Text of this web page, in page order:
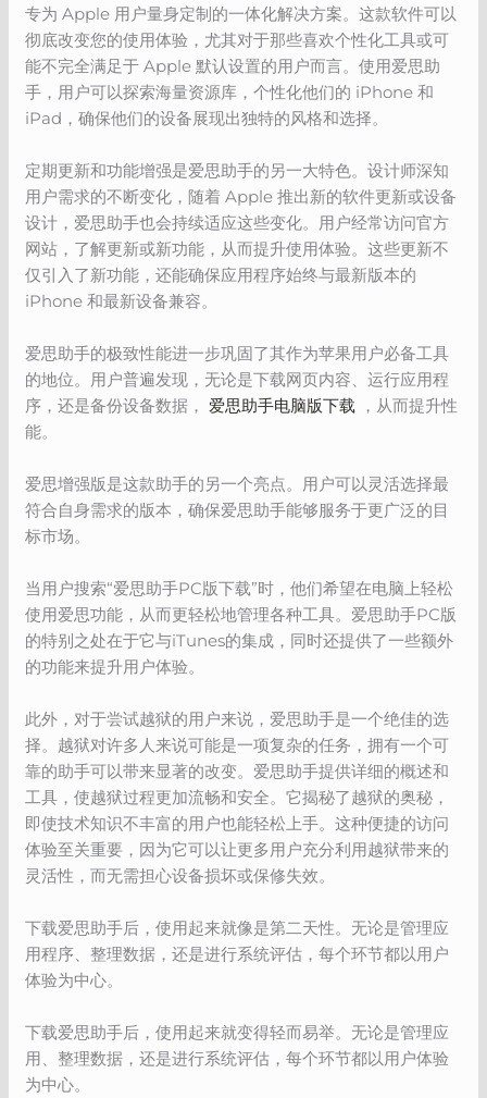
专为 Apple 用户量身定制的一体化解决方案。这款软件可以
彻底改变您的使用体验，尤其对于那些喜欢个性化工具或可
能不完全满足于 Apple 默认设置的用户而言。使用爱思助
手，用户可以探索海量资源库，个性化他们的 iPhone 和
iPad，确保他们的设备展现出独特的风格和选择。
定期更新和功能增强是爱思助手的另一大特色。设计师深知
用户需求的不断变化，随着 Apple 推出新的软件更新或设备
设计，爱思助手也会持续适应这些变化。用户经常访问官方
网站，了解更新或新功能，从而提升使用体验。这些更新不
仅引入了新功能，还能确保应用程序始终与最新版本的
iPhone 和最新设备兼容。
爱思助手的极致性能进一步巩固了其作为苹果用户必备工具
的地位。用户普遍发现，无论是下载网页内容、运行应用程
序，还是备份设备数据， 爱思助手电脑版下载 ，从而提升性
能。
爱思增强版是这款助手的另一个亮点。用户可以灵活选择最
符合自身需求的版本，确保爱思助手能够服务于更广泛的目
标市场。
当用户搜索“爱思助手PC版下载”时，他们希望在电脑上轻松
使用爱思功能，从而更轻松地管理各种工具。爱思助手PC版
的特别之处在于它与iTunes的集成，同时还提供了一些额外
的功能来提升用户体验。
此外，对于尝试越狱的用户来说，爱思助手是一个绝佳的选
择。越狱对许多人来说可能是一项复杂的任务，拥有一个可
靠的助手可以带来显著的改变。爱思助手提供详细的概述和
工具，使越狱过程更加流畅和安全。它揭秘了越狱的奥秘，
即使技术知识不丰富的用户也能轻松上手。这种便捷的访问
体验至关重要，因为它可以让更多用户充分利用越狱带来的
灵活性，而无需担心设备损坏或保修失效。
下载爱思助手后，使用起来就像是第二天性。无论是管理应
用程序、整理数据，还是进行系统评估，每个环节都以用户
体验为中心。
下载爱思助手后，使用起来就变得轻而易举。无论是管理应
用、整理数据，还是进行系统评估，每个环节都以用户体验
为中心。